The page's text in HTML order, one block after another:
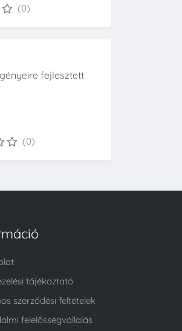
(0)
fejlesztett
(0)
tájékoztató
szerződési feltételek
felelősségvállalás